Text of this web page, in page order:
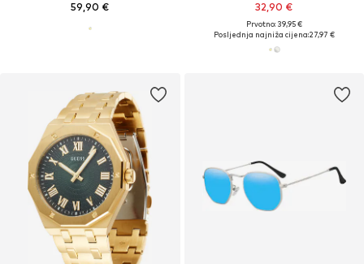
59,90 € 32,90 €
Prvotno: 39,95 €
Posljednja najniža cijena:27,97 €